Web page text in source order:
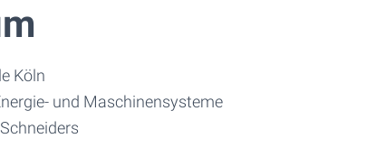
Köln
und Maschinensysteme